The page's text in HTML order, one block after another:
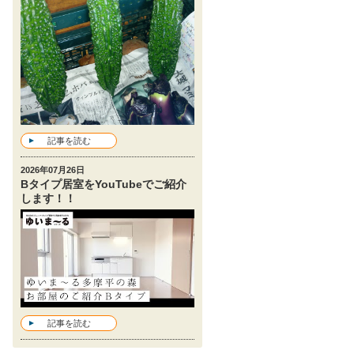
記事を読む
2026年07月26日
Bタイプ居室をYouTubeでご紹介
します！！
記事を読む